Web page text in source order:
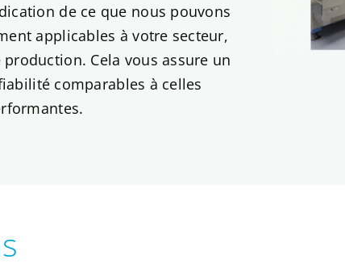
de ce que nous pouvons
applicables à votre secteur,
Cela vous assure un
comparables à celles